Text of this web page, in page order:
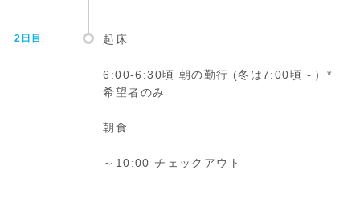
2日目 起床
6:00-6:30頃 朝の勤行 (冬は7:00頃～）*
希望者のみ
朝食
～10:00 チェックアウト